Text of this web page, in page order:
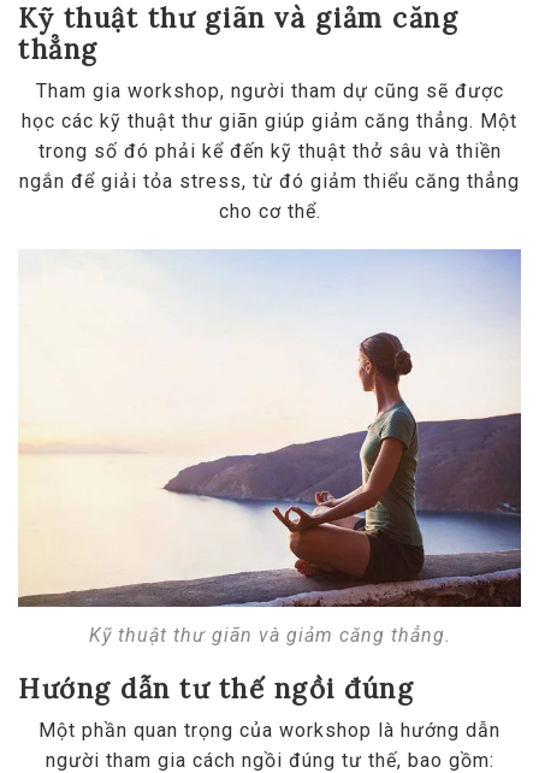
Kỹ thuật thư giãn và giảm căng
thẳng
Tham gia workshop, người tham dự cũng sẽ được
học các kỹ thuật thư giãn giúp giảm căng thẳng. Một
trong số đó phải kể đến kỹ thuật thở sâu và thiền
ngắn để giải tỏa stress, từ đó giảm thiểu căng thẳng
cho cơ thể.
Kỹ thuật thư giãn và giảm căng thẳng.
Hướng dẫn tư thế ngồi đúng
Một phần quan trọng của workshop là hướng dẫn
người tham gia cách ngồi đúng tư thế, bao gồm: